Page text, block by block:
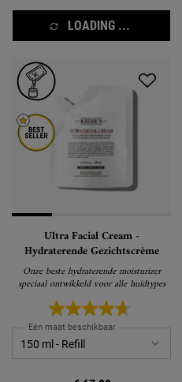
LOADING ...
Ultra Facial Cream -
Hydraterende Gezichtscrème
Onze beste hydraterende moisturizer
speciaal ontwikkeld voor alle huidtypes
Eén maat beschikbaar